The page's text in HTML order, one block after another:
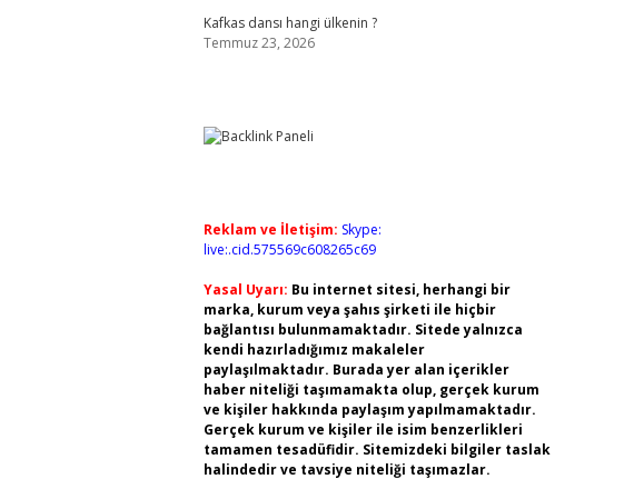
Kafkas dansı hangi ülkenin ?
Temmuz 23, 2026
Reklam ve İletişim: Skype:
live:.cid.575569c608265c69
Yasal Uyarı: Bu internet sitesi, herhangi bir
marka, kurum veya şahıs şirketi ile hiçbir
bağlantısı bulunmamaktadır. Sitede yalnızca
kendi hazırladığımız makaleler
paylaşılmaktadır. Burada yer alan içerikler
haber niteliği taşımamakta olup, gerçek kurum
ve kişiler hakkında paylaşım yapılmamaktadır.
Gerçek kurum ve kişiler ile isim benzerlikleri
tamamen tesadüfidir. Sitemizdeki bilgiler taslak
halindedir ve tavsiye niteliği taşımazlar.